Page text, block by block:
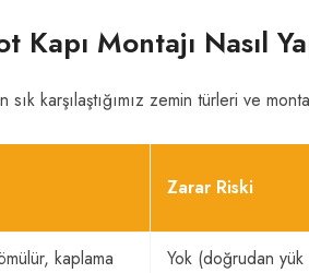
Montajı Nasıl
karşılaştığımız zemin türleri ve
Zarar Riski
kaplama
Yok (doğrudan yük